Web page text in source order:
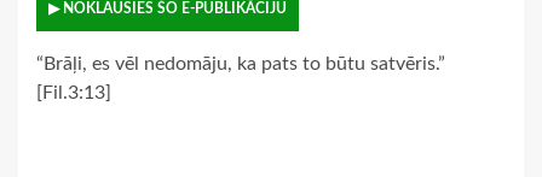
▶ NOKLAUSIES ŠO E-PUBLIKĀCIJU
“Brāļi, es vēl nedomāju, ka pats to būtu satvēris.”
[Fil.3:13]